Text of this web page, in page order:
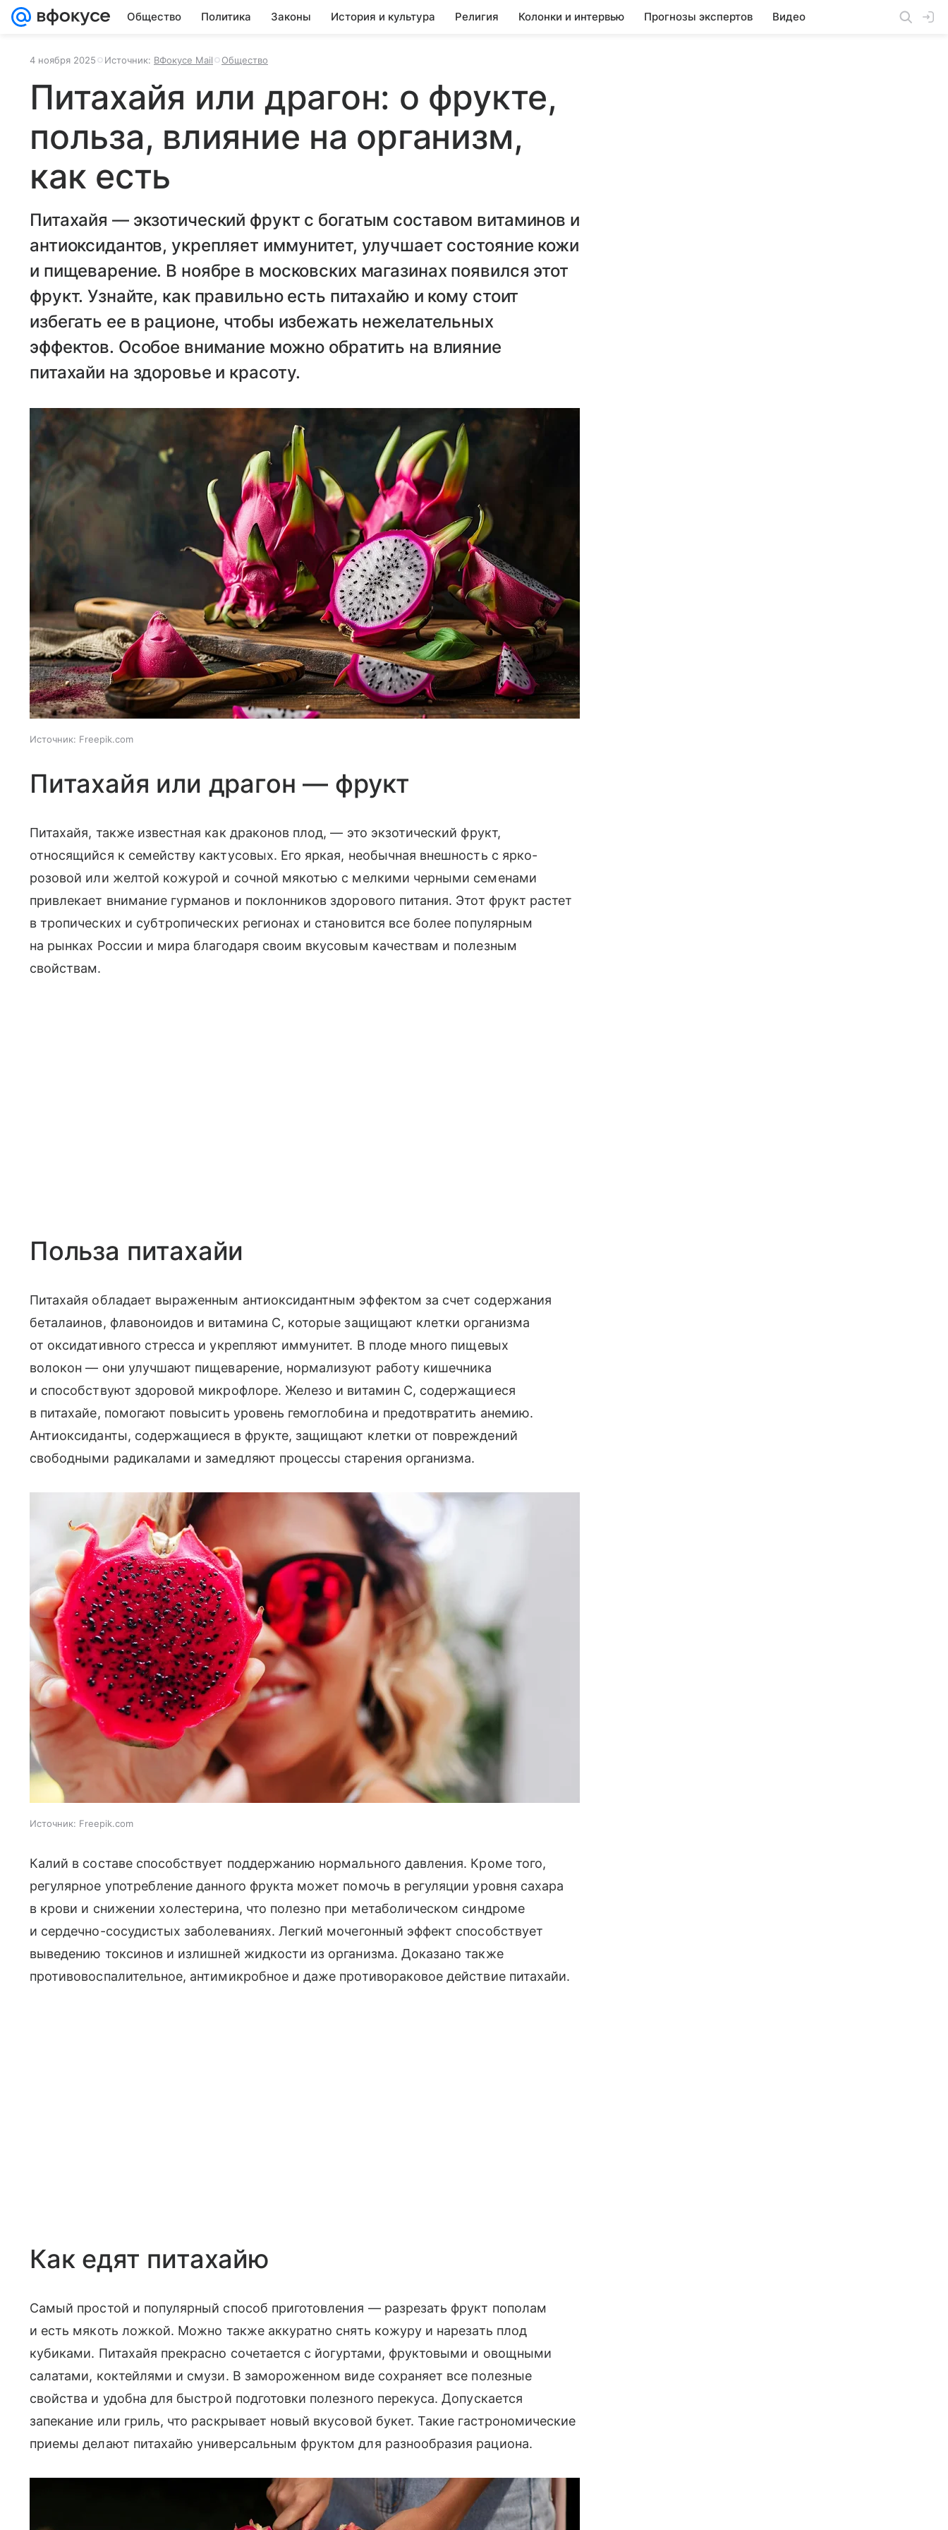
Общество Политика Законы История и культура Религия Колонки и интервью Прогнозы экспертов Видео
4 ноября 2025 Источник: ВФокусе Mail Общество
Питахайя или драгон: о фрукте,
польза, влияние на организм,
как есть
Питахайя — экзотический фрукт с богатым составом витаминов и
антиоксидантов, укрепляет иммунитет, улучшает состояние кожи
и пищеварение. В ноябре в московских магазинах появился этот
фрукт. Узнайте, как правильно есть питахайю и кому стоит
избегать ее в рационе, чтобы избежать нежелательных
эффектов. Особое внимание можно обратить на влияние
питахайи на здоровье и красоту.
Источник: Freepik.com
Питахайя или драгон — фрукт
Питахайя, также известная как драконов плод, — это экзотический фрукт,
относящийся к семейству кактусовых. Его яркая, необычная внешность с ярко-
розовой или желтой кожурой и сочной мякотью с мелкими черными семенами
привлекает внимание гурманов и поклонников здорового питания. Этот фрукт растет
в тропических и субтропических регионах и становится все более популярным
на рынках России и мира благодаря своим вкусовым качествам и полезным
свойствам.
Польза питахайи
Питахайя обладает выраженным антиоксидантным эффектом за счет содержания
беталаинов, флавоноидов и витамина С, которые защищают клетки организма
от оксидативного стресса и укрепляют иммунитет. В плоде много пищевых
волокон — они улучшают пищеварение, нормализуют работу кишечника
и способствуют здоровой микрофлоре. Железо и витамин С, содержащиеся
в питахайе, помогают повысить уровень гемоглобина и предотвратить анемию.
Антиоксиданты, содержащиеся в фрукте, защищают клетки от повреждений
свободными радикалами и замедляют процессы старения организма.
Источник: Freepik.com
Калий в составе способствует поддержанию нормального давления. Кроме того,
регулярное употребление данного фрукта может помочь в регуляции уровня сахара
в крови и снижении холестерина, что полезно при метаболическом синдроме
и сердечно-сосудистых заболеваниях. Легкий мочегонный эффект способствует
выведению токсинов и излишней жидкости из организма. Доказано также
противовоспалительное, антимикробное и даже противораковое действие питахайи.
Как едят питахайю
Самый простой и популярный способ приготовления — разрезать фрукт пополам
и есть мякоть ложкой. Можно также аккуратно снять кожуру и нарезать плод
кубиками. Питахайя прекрасно сочетается с йогуртами, фруктовыми и овощными
салатами, коктейлями и смузи. В замороженном виде сохраняет все полезные
свойства и удобна для быстрой подготовки полезного перекуса. Допускается
запекание или гриль, что раскрывает новый вкусовой букет. Такие гастрономические
приемы делают питахайю универсальным фруктом для разнообразия рациона.